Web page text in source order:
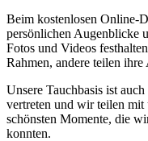
Beim kostenlosen Online-
persönlichen Augenblicke
Fotos und Videos
Rahmen, andere teilen
Unsere Tauchbasis ist
vertreten und wir teilen mit
schönsten Momente, die
konnten.